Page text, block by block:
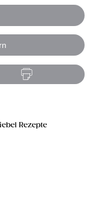
Rezepte